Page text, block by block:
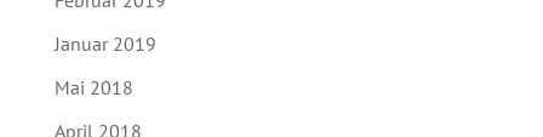
Januar 2019
Mai 2018
April 2018